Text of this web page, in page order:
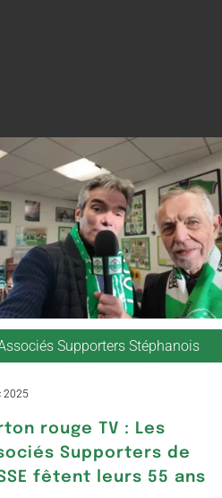
Supporters Stéphanois
2025
rouge TV : Les
Supporters de
fêtent leurs 55 ans